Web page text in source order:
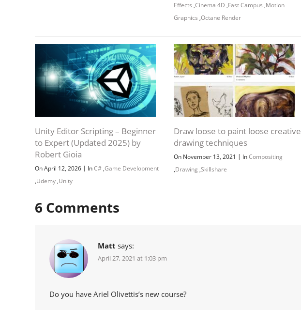
Effects ,Cinema 4D ,Fast Campus ,Motion
Graphics ,Octane Render
Unity Editor Scripting – Beginner
to Expert (Updated 2025) by
Robert Gioia
On April 12, 2026 | InC# ,Game Development
,Udemy ,Unity
Draw loose to paint loose creative
drawing techniques
On November 13, 2021 | InCompositing
,Drawing ,Skillshare
6 Comments
Matt says:
April 27, 2021 at 1:03 pm
Do you have Ariel Olivettis’s new course?